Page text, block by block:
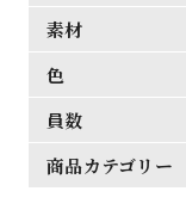
素材
色
員数
商品カテゴリー